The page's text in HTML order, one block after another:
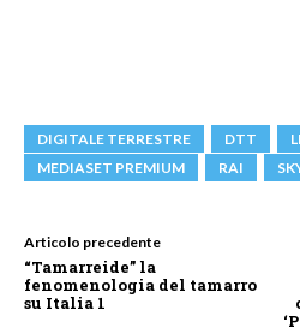
DIGITALE TERRESTRE DTT
MEDIASET PREMIUM
RAI
Articolo precedente
“Tamarreide” la
fenomenologia del tamarro
su Italia 1